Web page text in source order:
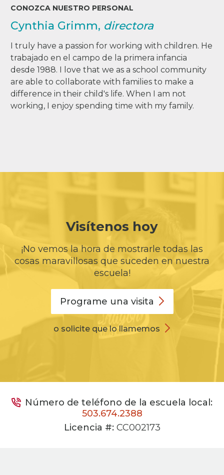
CONOZCA NUESTRO PERSONAL
Cynthia Grimm, directora
I truly have a passion for working with children. He
trabajado en el campo de la primera infancia
desde 1988. I love that we as a school community
are able to collaborate with families to make a
difference in their child's life. When I am not
working, I enjoy spending time with my family.
Visítenos hoy
¡No vemos la hora de mostrarle todas las
cosas maravillosas que suceden en nuestra
escuela!
Programe una visita
o solicite que lo llamemos
Número de teléfono de la escuela local:
503.674.2388
Licencia #:CC002173